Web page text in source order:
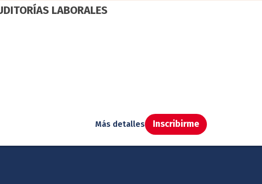
LABORALES
Más detalles Inscribirme